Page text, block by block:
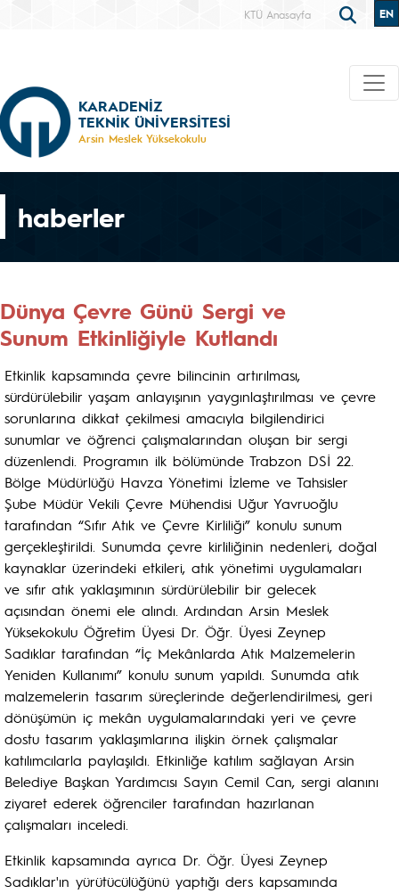
KTÜ Anasayfa EN
KARADENİZ
TEKNİK ÜNİVERSİTESİ
Arsin Meslek Yüksekokulu
haberler
Dünya Çevre Günü Sergi ve
Sunum Etkinliğiyle Kutlandı
Etkinlik kapsamında çevre bilincinin artırılması,
sürdürülebilir yaşam anlayışının yaygınlaştırılması ve çevre
sorunlarına dikkat çekilmesi amacıyla bilgilendirici
sunumlar ve öğrenci çalışmalarından oluşan bir sergi
düzenlendi. Programın ilk bölümünde Trabzon DSİ 22.
Bölge Müdürlüğü Havza Yönetimi İzleme ve Tahsisler
Şube Müdür Vekili Çevre Mühendisi Uğur Yavruoğlu
tarafından “Sıfır Atık ve Çevre Kirliliği” konulu sunum
gerçekleştirildi. Sunumda çevre kirliliğinin nedenleri, doğal
kaynaklar üzerindeki etkileri, atık yönetimi uygulamaları
ve sıfır atık yaklaşımının sürdürülebilir bir gelecek
açısından önemi ele alındı. Ardından Arsin Meslek
Yüksekokulu Öğretim Üyesi Dr. Öğr. Üyesi Zeynep
Sadıklar tarafından “İç Mekânlarda Atık Malzemelerin
Yeniden Kullanımı” konulu sunum yapıldı. Sunumda atık
malzemelerin tasarım süreçlerinde değerlendirilmesi, geri
dönüşümün iç mekân uygulamalarındaki yeri ve çevre
dostu tasarım yaklaşımlarına ilişkin örnek çalışmalar
katılımcılarla paylaşıldı. Etkinliğe katılım sağlayan Arsin
Belediye Başkan Yardımcısı Sayın Cemil Can, sergi alanını
ziyaret ederek öğrenciler tarafından hazırlanan
çalışmaları inceledi.
Etkinlik kapsamında ayrıca Dr. Öğr. Üyesi Zeynep
Sadıklar'ın yürütücülüğünü yaptığı ders kapsamında